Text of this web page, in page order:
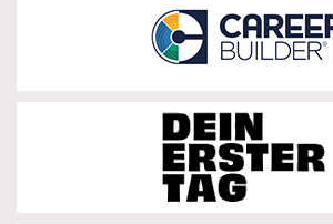
Career Builder
zur Partnerseite
DEIN ERSTER TAG
zur Partnerseite